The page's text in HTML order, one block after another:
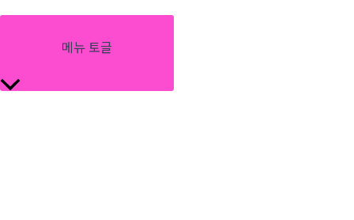
메뉴 토글